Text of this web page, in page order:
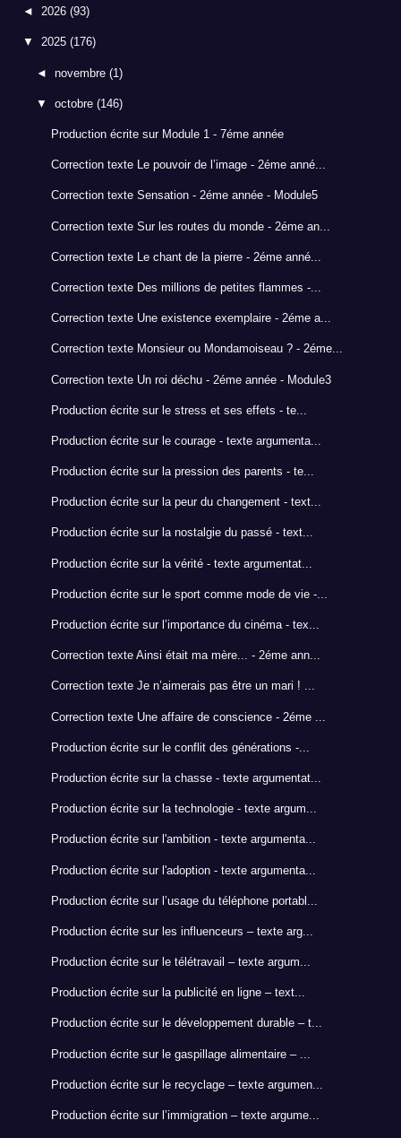
◄ 2026 (93)
▼ 2025 (176)
◄novembre(1)
▼octobre(146)
Production écrite sur Module 1 - 7éme année
Correction texte Le pouvoir de l’image - 2éme anné...
Correction texte Sensation - 2éme année - Module5
Correction texte Sur les routes du monde - 2éme an...
Correction texte Le chant de la pierre - 2éme anné...
Correction texte Des millions de petites flammes -...
Correction texte Une existence exemplaire - 2éme a...
Correction texte Monsieur ou Mondamoiseau ? - 2éme...
Correction texte Un roi déchu - 2éme année - Module3
Production écrite sur le stress et ses effets - te...
Production écrite sur le courage - texte argumenta...
Production écrite sur la pression des parents - te...
Production écrite sur la peur du changement - text...
Production écrite sur la nostalgie du passé - text...
Production écrite sur la vérité - texte argumentat...
Production écrite sur le sport comme mode de vie -...
Production écrite sur l’importance du cinéma - tex...
Correction texte Ainsi était ma mère... - 2éme ann...
Correction texte Je n’aimerais pas être un mari ! ...
Correction texte Une affaire de conscience - 2éme ...
Production écrite sur le conflit des générations -...
Production écrite sur la chasse - texte argumentat...
Production écrite sur la technologie - texte argum...
Production écrite sur l'ambition - texte argumenta...
Production écrite sur l'adoption - texte argumenta...
Production écrite sur l’usage du téléphone portabl...
Production écrite sur les influenceurs – texte arg...
Production écrite sur le télétravail – texte argum...
Production écrite sur la publicité en ligne – text...
Production écrite sur le développement durable – t...
Production écrite sur le gaspillage alimentaire – ...
Production écrite sur le recyclage – texte argumen...
Production écrite sur l’immigration – texte argume...